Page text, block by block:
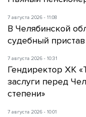
7 августа 2026 - 11:08
В Челябинской
судебный пристав
7 августа 2026 - 10:31
Гендиректор ХК
заслуги перед
степени»
7 августа 2026 - 10:01